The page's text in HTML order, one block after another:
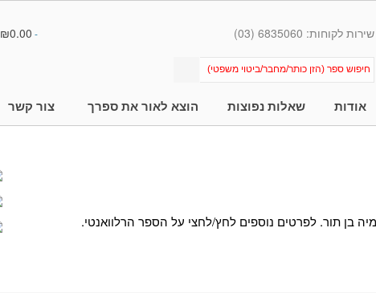
שירות לקוחות: 6835060 (03) -
₪0.00
אודות שאלות נפוצות הוצא לאור את ספרך צור קשר
בן תור. לפרטים נוספים לחץ/לחצי על הספר הרלוואנטי.